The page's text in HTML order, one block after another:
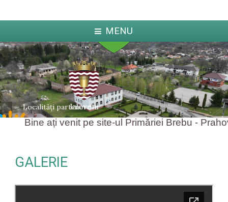
MENU
Localități partenere
Ialoveni
Bine ați venit pe site-ul Primăriei Brebu -
GALERIE